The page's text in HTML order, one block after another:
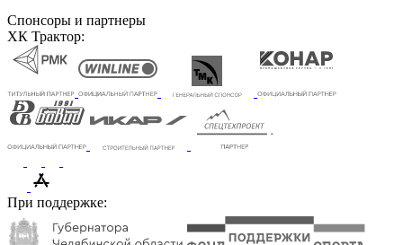
Спонсоры и партнеры
ХК Трактор:
При поддержке: